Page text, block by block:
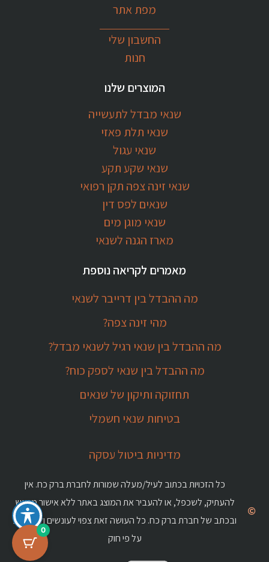
מפת אתר
החשבון שלי
חנות
המוצרים שלנו
שנאי מבדל לתעשייה
שנאי תלת פאזי
שנאי עגול
שנאי שקע תקע
שנאי זינה צפה תקן רפואי
שנאים לפס דין
שנאי מוגן מים
מארז הגנה לשנאי
מאמרים לקריאה נוספת
מה ההבדל בין דרייבר לשנאי
מהי זינה צפה?
מה ההבדל בין שנאי רגיל לשנאי מבדל?
מה ההבדל בין שנאי לספק כוח?
תחזוקה ותיקון של שנאים
בטיחות שנאי חשמלי
מדיניות ביטול עסקה
כל הזכויות בכתוב לעיל/מעלה שמורות לחברת ברק כח. אין
להעתיק, לשכפל, או להעביר את המוצג באתר ללא אישור מראש
ובכתב של חברת ברק כח. כל העושה זאת צפוי לעונשים ולתביעות
על פי חוק
0